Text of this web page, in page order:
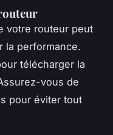
votre routeur peut
la performance.
télécharger la
vous de
pour éviter tout